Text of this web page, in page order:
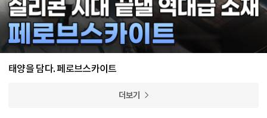
태양을 담다. 페로브스카이트
더보기